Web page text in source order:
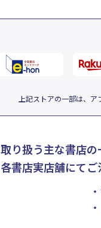
上記ストアの一部は、
り扱う主な書店の
書店実店舗にて